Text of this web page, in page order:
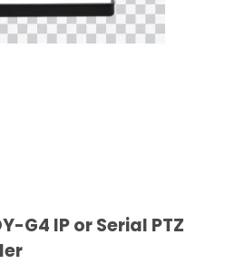
G4 IP or Serial PTZ